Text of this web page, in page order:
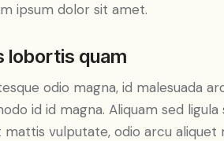
ipsum dolor sit amet.
lobortis quam
odio magna, id malesuada
id id magna. Aliquam sed
mattis vulputate, odio arcu aliquet